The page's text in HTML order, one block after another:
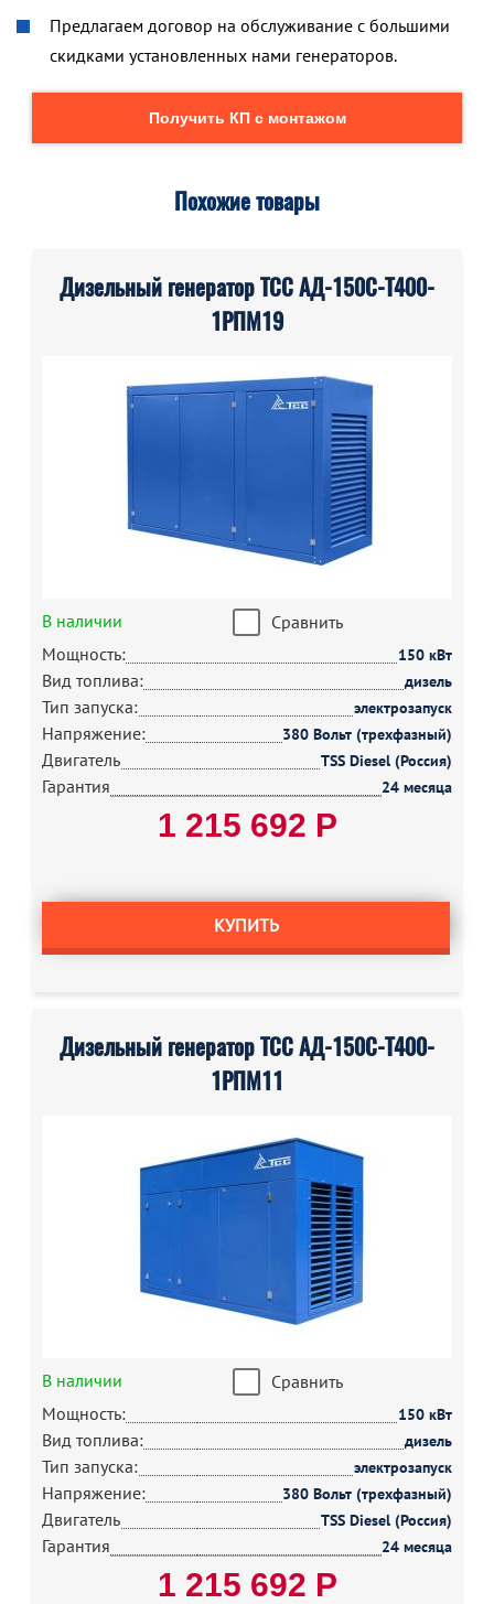
Предлагаем договор на обслуживание с большими
скидками установленных нами генераторов.
Получить КП с монтажом
Похожие товары
Дизельный генератор ТСС АД-150С-Т400-
1РПМ19
В наличии
Сравнить
Мощность:
150 кВт
Вид топлива: дизель
Тип запуска: электрозапуск
Напряжение: 380 Вольт (трехфазный)
Двигатель TSS Diesel (Россия)
Гарантия 24 месяца
1 215 692 Р
КУПИТЬ
Дизельный генератор ТСС АД-150С-Т400-
1РПМ11
В наличии
Сравнить
Мощность:
150 кВт
Вид топлива: дизель
Тип запуска: электрозапуск
Напряжение: 380 Вольт (трехфазный)
Двигатель TSS Diesel (Россия)
Гарантия 24 месяца
1 215 692 Р